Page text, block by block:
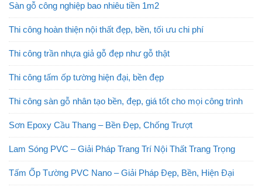
Sàn gỗ công nghiệp bao nhiêu tiền 1m2
Thi công hoàn thiện nội thất đẹp, bền, tối ưu chi phí
Thi công trần nhựa giả gỗ đẹp như gỗ thật
Thi công tấm ốp tường hiện đại, bền đẹp
Thi công sàn gỗ nhân tạo bền, đẹp, giá tốt cho mọi công trình
Sơn Epoxy Cầu Thang – Bền Đẹp, Chống Trượt
Lam Sóng PVC – Giải Pháp Trang Trí Nội Thất Trang Trọng
Tấm Ốp Tường PVC Nano – Giải Pháp Đẹp, Bền, Hiện Đại